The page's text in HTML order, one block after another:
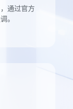
通过官方
。